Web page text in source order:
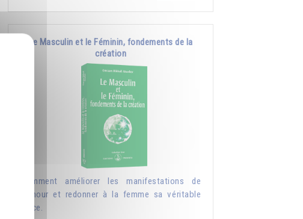
Le Masculin et le Féminin, fondements de la
création
Comment améliorer les manifestations de
l'amour et redonner à la femme sa véritable
place.